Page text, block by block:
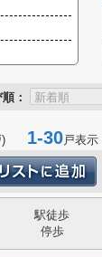
：
) 1-30戸表示
駅徒歩
停歩